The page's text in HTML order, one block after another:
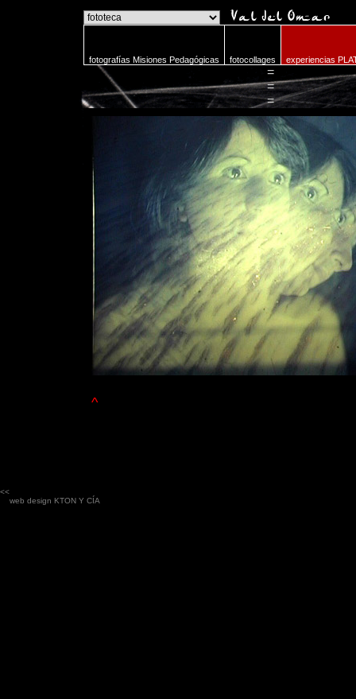
fotografías Misiones Pedagógicas fotocollages experiencias
=
=
=
^
<<
web design KTON Y CÍA